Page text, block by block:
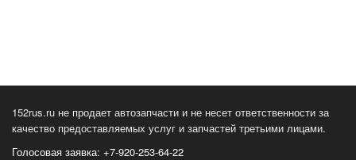
152rus.ru не продает автозапчасти и не несет ответственности за
качество предоставляемых услуг и запчастей третьими лицами.
Голосовая заявка: +7-920-253-64-22